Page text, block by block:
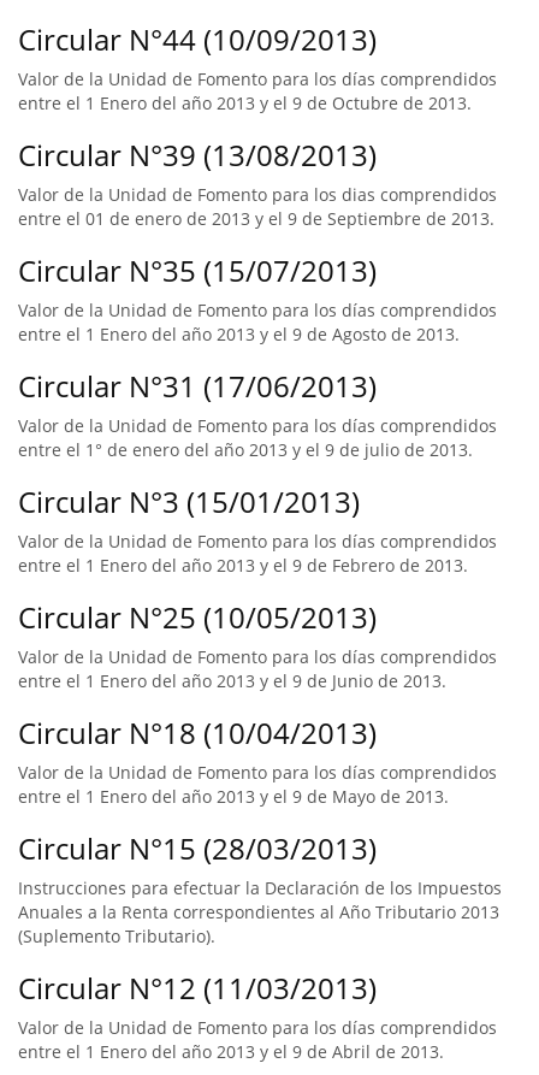
Circular N°44 (10/09/2013)
Valor de la Unidad de Fomento para los días comprendidos
entre el 1 Enero del año 2013 y el 9 de Octubre de 2013.
Circular N°39 (13/08/2013)
Valor de la Unidad de Fomento para los dias comprendidos
entre el 01 de enero de 2013 y el 9 de Septiembre de 2013.
Circular N°35 (15/07/2013)
Valor de la Unidad de Fomento para los días comprendidos
entre el 1 Enero del año 2013 y el 9 de Agosto de 2013.
Circular N°31 (17/06/2013)
Valor de la Unidad de Fomento para los días comprendidos
entre el 1° de enero del año 2013 y el 9 de julio de 2013.
Circular N°3 (15/01/2013)
Valor de la Unidad de Fomento para los días comprendidos
entre el 1 Enero del año 2013 y el 9 de Febrero de 2013.
Circular N°25 (10/05/2013)
Valor de la Unidad de Fomento para los días comprendidos
entre el 1 Enero del año 2013 y el 9 de Junio de 2013.
Circular N°18 (10/04/2013)
Valor de la Unidad de Fomento para los días comprendidos
entre el 1 Enero del año 2013 y el 9 de Mayo de 2013.
Circular N°15 (28/03/2013)
Instrucciones para efectuar la Declaración de los Impuestos
Anuales a la Renta correspondientes al Año Tributario 2013
(Suplemento Tributario).
Circular N°12 (11/03/2013)
Valor de la Unidad de Fomento para los días comprendidos
entre el 1 Enero del año 2013 y el 9 de Abril de 2013.